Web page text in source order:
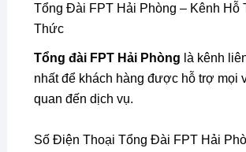
Tổng Đài FPT Hải Phòng – Kênh Hỗ
Thức
Tổng đài FPT Hải Phòng là kênh
nhất để khách hàng được hỗ trợ mọi
quan đến dịch vụ.
Số Điện Thoại Tổng Đài FPT Hải